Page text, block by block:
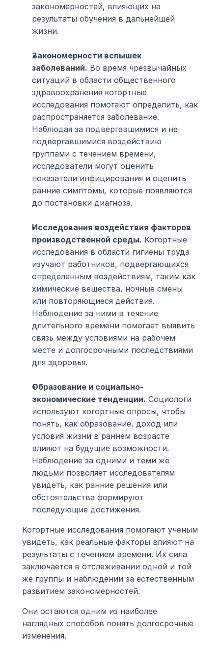
закономерностей, влияющих на
результаты обучения в дальнейшей
жизни.
Закономерности вспышек
заболеваний. Во время чрезвычайных
ситуаций в области общественного
здравоохранения когортные
исследования помогают определить, как
распространяется заболевание.
Наблюдая за подвергавшимися и не
подвергавшимися воздействию
группами с течением времени,
исследователи могут оценить
показатели инфицирования и оценить
ранние симптомы, которые появляются
до постановки диагноза.
Исследования воздействия факторов
производственной среды. Когортные
исследования в области гигиены труда
изучают работников, подвергающихся
определенным воздействиям, таким как
химические вещества, ночные смены
или повторяющиеся действия.
Наблюдение за ними в течение
длительного времени помогает выявить
связь между условиями на рабочем
месте и долгосрочными последствиями
для здоровья.
Образование и социально-
экономические тенденции. Социологи
используют когортные опросы, чтобы
понять, как образование, доход или
условия жизни в раннем возрасте
влияют на будущие возможности.
Наблюдение за одними и теми же
людьми позволяет исследователям
увидеть, как ранние решения или
обстоятельства формируют
последующие достижения.
Когортные исследования помогают ученым
увидеть, как реальные факторы влияют на
результаты с течением времени. Их сила
заключается в отслеживании одной и той
же группы и наблюдении за естественным
развитием закономерностей.
Они остаются одним из наиболее
наглядных способов понять долгосрочные
изменения.